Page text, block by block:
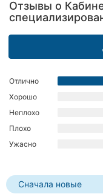
Николаев
Чернигов
Черновцы
Сумы
Отзывы о
Отлично
Хорошо
Неплохо
Плохо
Ужасно
Сначала новые